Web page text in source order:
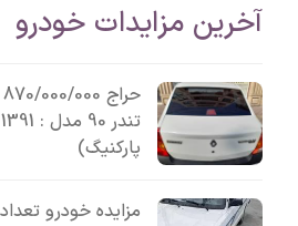
آخرین مزایدات خودرو
پارکنیگ)
مزایده خودرو تعداد 5 دستگاه خودرو